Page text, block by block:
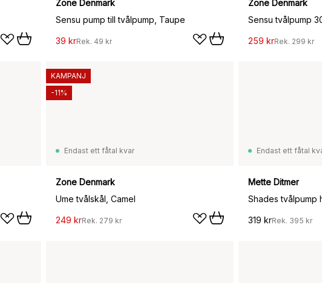
Zone Denmark
Sensu pump till tvålpump, Taupe
39 krRek. 49 kr
Zone Denmark
Sensu tvålpump
259 krRek. 299 kr
Endast ett fåtal kvar
Zone Denmark
Ume tvålskål, Camel
249 krRek. 279 kr
KAMPANJ
-11%
Endast ett fåtal
Mette Ditmer
Shades tvålpump
319 krRek. 395 kr